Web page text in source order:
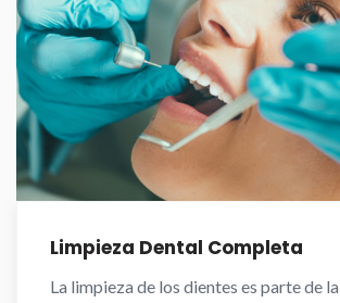
Limpieza Dental Completa
La limpieza de los dientes es parte de